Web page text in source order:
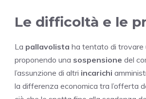
Le difficoltà e le
La pallavolista ha tentato di trovare
proponendo una sospensione del
l’assunzione di altri incarichi
la differenza economica tra l’offerta